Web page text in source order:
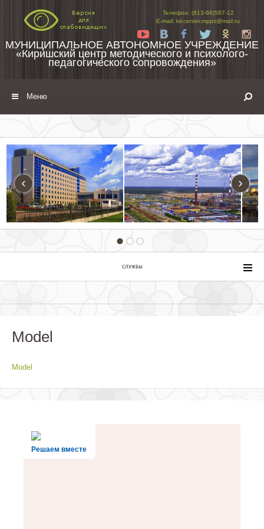
Телефон: (813-68)587-12
E-mail: kir.center.mpps@mail.ru
Yt
Tw
МУНИЦИПАЛЬНОЕ АВТОНОМНОЕ УЧРЕЖДЕНИЕ
«Киришский центр методического и психолого-
педагогического сопровождения»
Меню
‹ ›
СЛУЖБЫ
Model
Model
Решаем вместе